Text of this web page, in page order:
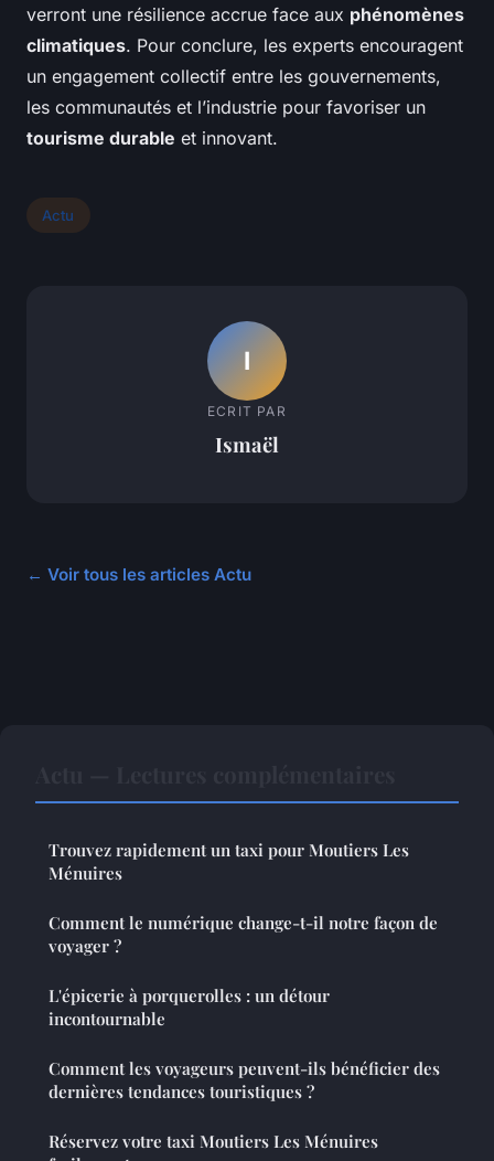
verront une résilience accrue face aux phénomènes
climatiques. Pour conclure, les experts encouragent
un engagement collectif entre les gouvernements,
les communautés et l’industrie pour favoriser un
tourisme durable et innovant.
Actu
I
ECRIT PAR
Ismaël
← Voir tous les articles Actu
Trouvez rapidement un taxi pour Moutiers Les
Ménuires
Comment le numérique change-t-il notre façon de
voyager ?
L'épicerie à porquerolles : un détour
incontournable
Comment les voyageurs peuvent-ils bénéficier des
dernières tendances touristiques ?
Réservez votre taxi Moutiers Les Ménuires